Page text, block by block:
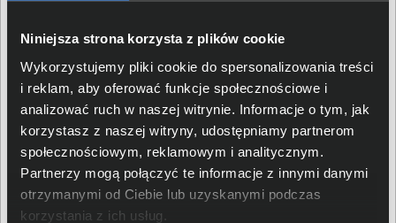
Niniejsza strona korzysta z plików cookie
Wykorzystujemy pliki cookie do spersonalizowania treści
i reklam, aby oferować funkcje społecznościowe i
analizować ruch w naszej witrynie. Informacje o tym, jak
korzystasz z naszej witryny, udostępniamy partnerom
społecznościowym, reklamowym i analitycznym.
Partnerzy mogą połączyć te informacje z innymi danymi
otrzymanymi od Ciebie lub uzyskanymi podczas
korzystania z ich usług.
spełniających najwyższe standardy współpracy. Status
biznesowej oraz wysokich wyników sprzedażowych.
Traktujemy tę nagrodę przede wszystkim jako
potwierdzenie jakości naszej codziennej pracy oraz
zaangażowania całego zespołu. To dla nas motywacja
do dalszego rozwoju i utrzymywania najwyższych
standardów współpracy.